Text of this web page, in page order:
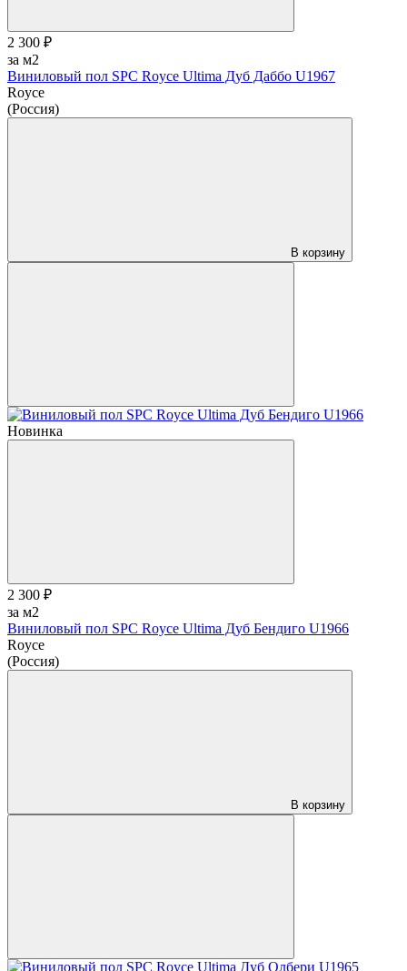
2 300 ₽
за м2
Виниловый пол SPC Royce Ultima Дуб Даббо U1967
Royce
(Россия)
В корзину
Новинка
2 300 ₽
за м2
Виниловый пол SPC Royce Ultima Дуб Бендиго U1966
Royce
(Россия)
В корзину